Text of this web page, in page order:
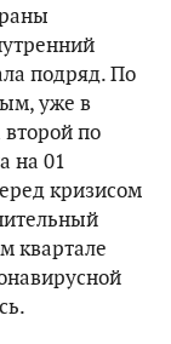
подряд. По
уже в
второй по
на 01
кризисом
квартале